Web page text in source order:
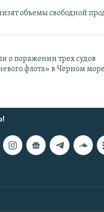
объемы свободной
о поражении трех судов
флота» в Черном море